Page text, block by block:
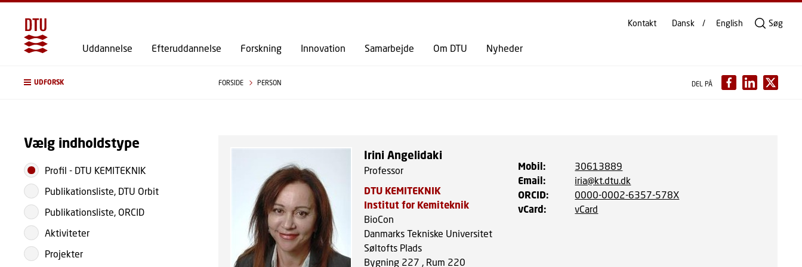
GÅ TIL PRIMÆRT INDHOLD (TRYK ENTER).
Uddannelse Efteruddannelse Forskning Innovation Samarbejde Om DTU Nyheder
Kontakt Dansk English Søg
UDFORSK FORSIDE PERSON DEL PÅ
Vælg indholdstype
Profil - DTU KEMITEKNIK
Publikationsliste, DTU Orbit
Publikationsliste, ORCID
Aktiviteter
Projekter
Irini Angelidaki
Professor
DTU KEMITEKNIK
Institut for Kemiteknik
BioCon
Danmarks Tekniske Universitet
Søltofts Plads
Bygning 227 , Rum 220
Mobil : 30613889
Email : iria@kt.dtu.dk
ORCID: 0000-0002-6357-578X
vCard: vCard